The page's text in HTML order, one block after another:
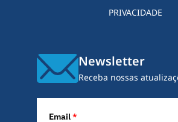
PRIVACIDADE
Newsletter
Receba nossas
Email*